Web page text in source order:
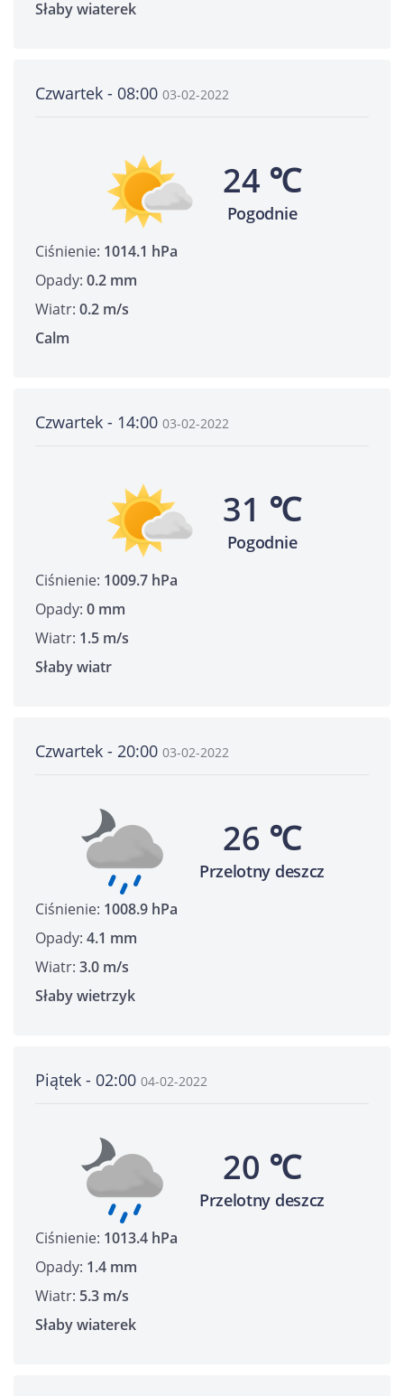
Słaby wiaterek
Czwartek - 08:00 03-02-2022
24 ℃
Pogodnie
Ciśnienie: 1014.1 hPa
Opady: 0.2 mm
Wiatr: 0.2 m/s
Calm
Czwartek - 14:00 03-02-2022
31 ℃
Pogodnie
Ciśnienie: 1009.7 hPa
Opady: 0 mm
Wiatr: 1.5 m/s
Słaby wiatr
Czwartek - 20:00 03-02-2022
26 ℃
Przelotny deszcz
Ciśnienie: 1008.9 hPa
Opady: 4.1 mm
Wiatr: 3.0 m/s
Słaby wietrzyk
Piątek - 02:00 04-02-2022
20 ℃
Przelotny deszcz
Ciśnienie: 1013.4 hPa
Opady: 1.4 mm
Wiatr: 5.3 m/s
Słaby wiaterek